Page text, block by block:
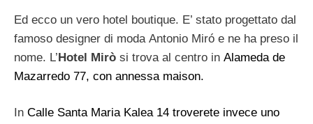
Ed ecco un vero hotel boutique. E’ stato progettato dal
famoso designer di moda Antonio Miró e ne ha preso il
nome. L’Hotel Mirò si trova al centro in Alameda de
Mazarredo 77, con annessa maison.
In Calle Santa Maria Kalea 14 troverete invece uno